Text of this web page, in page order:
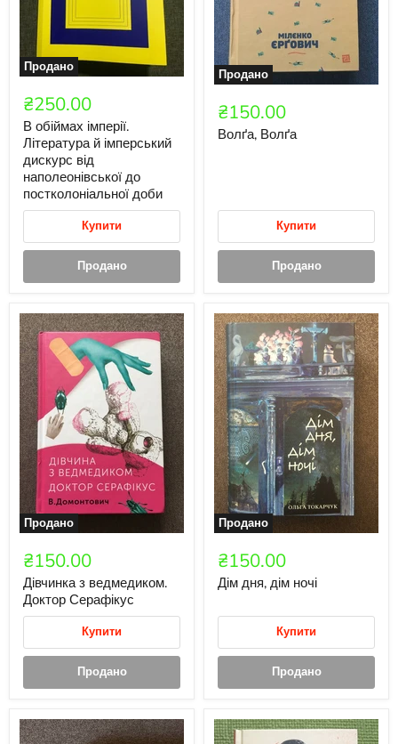
Продано
₴250.00
В обіймах імперії.
Література й імперський
дискурс від
наполеонівської до
постколоніальної доби
Купити
Продано
Продано
₴150.00
Волґа, Волґа
Купити
Продано
Продано
₴150.00
Дівчинка з ведмедиком.
Доктор Серафікус
Купити
Продано
Продано
₴150.00
Дім дня, дім ночі
Купити
Продано